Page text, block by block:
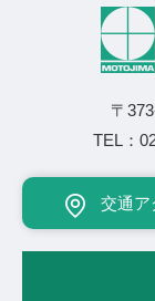
〒
TEL：
交通ア